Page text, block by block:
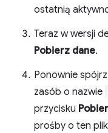
ostatnią
Teraz w wersji
Pobierz dane.
Ponownie
zasób o nazwie
przycisku
prośby o ten